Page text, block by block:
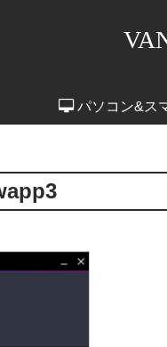
パソコン&ス